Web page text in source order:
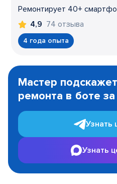
Ремонтирует 40+
4,9 74 отзыва
4 года опыта
1
Мастер
ремонта в боте за
Узнать
Узнать